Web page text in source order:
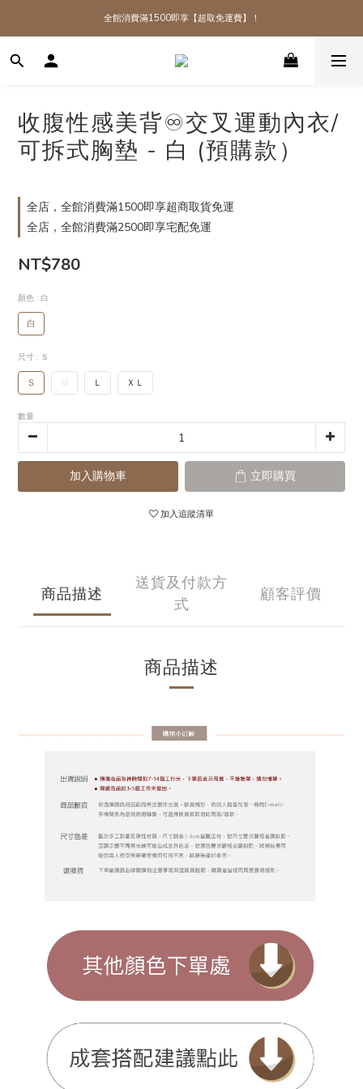
全館消費滿1500即享【超取免運費】！
全館消費滿1500即享【超取免運費】！
加入TooFit 官方 LINE 領取＄50 折扣碼
收腹性感美背♾交叉運動內衣/
可拆式胸墊 - 白 (預購款）
全店，全館消費滿1500即享超商取貨免運
全店，全館消費滿2500即享宅配免運
NT$780
顏色 : 白
白
尺寸 : Ｓ
Ｓ Ｍ Ｌ ＸＬ
數量
加入購物車 立即購買
加入追蹤清單
商品描述
送貨及付款方
式
顧客評價
商品描述